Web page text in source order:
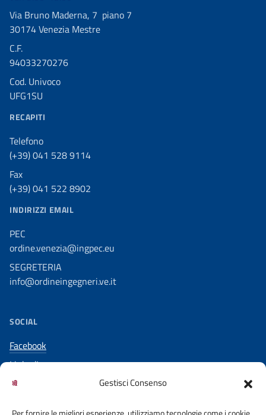
Gestisci Consenso
Via Bruno Maderna, 7 piano 7
30174 Venezia Mestre
C.F.
94033270276
Cod. Univoco
UFG1SU
RECAPITI
Telefono
(+39) 041 528 9114
Fax
(+39) 041 522 8902
INDIRIZZI EMAIL
PEC
ordine.venezia@ingpec.eu
SEGRETERIA
info@ordineingegneri.ve.it
SOCIAL
Facebook
LinkedIn
YouTube